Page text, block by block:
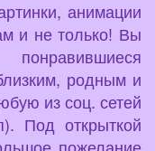
анимации
и не только! Вы
родным и
из соц. сетей
Под открыткой